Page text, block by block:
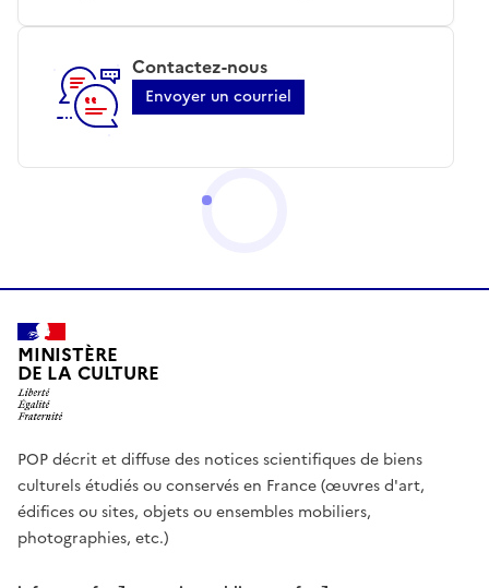
Contactez-nous
Envoyer un courriel
MINISTÈRE
DE LA CULTURE
POP décrit et diffuse des notices scientifiques de biens
culturels étudiés ou conservés en France (œuvres d'art,
édifices ou sites, objets ou ensembles mobiliers,
photographies, etc.)